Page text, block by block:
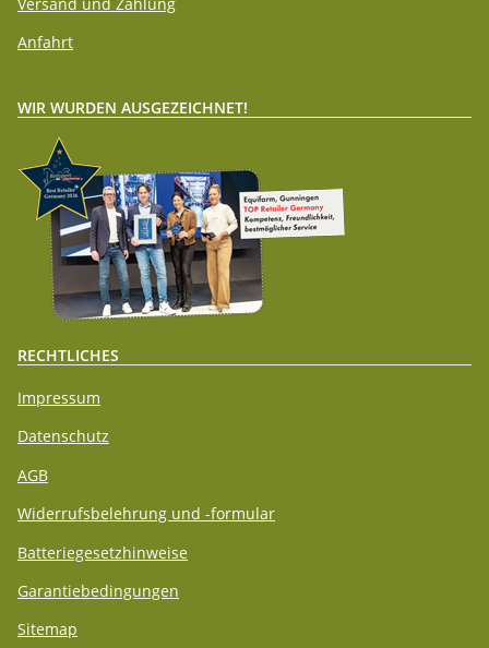
Anfahrt
WIR WURDEN AUSGEZEICHNET!
RECHTLICHES
Impressum
Datenschutz
AGB
Widerrufsbelehrung und -formular
Batteriegesetzhinweise
Garantiebedingungen
Sitemap